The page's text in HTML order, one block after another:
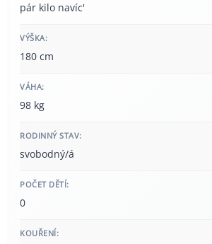
pár kilo navíc'
VÝŠKA:
180 cm
VÁHA:
98 kg
RODINNÝ STAV:
svobodný/á
POČET DĚTÍ:
0
KOUŘENÍ: